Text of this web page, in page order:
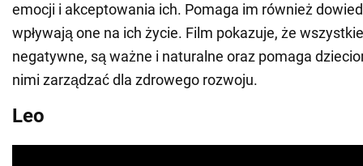
emocji i akceptowania ich. Pomaga im również
wpływają one na ich życie. Film pokazuje, że
negatywne, są ważne i naturalne oraz pomaga
nimi zarządzać dla zdrowego rozwoju.
Leo